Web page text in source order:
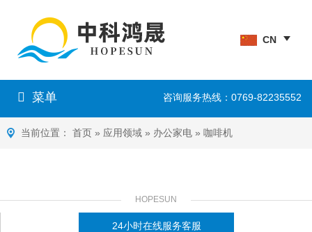
CN
菜单 咨询服务热线：0769-82235552
当前位置： 首页 » 应用领域 » 办公家电 » 咖啡机
HOPESUN
24小时在线服务客服